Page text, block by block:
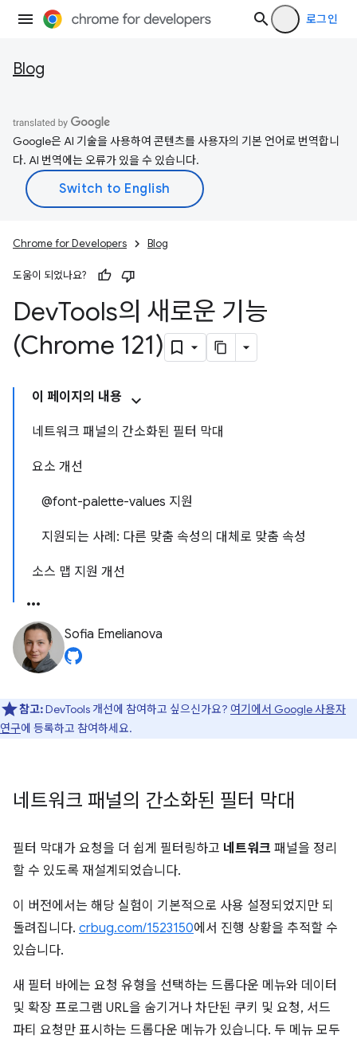
로그인
Blog
Google은 AI 기술을 사용하여 콘텐츠를 사용자의 기본 언어로 번역합니
다. AI 번역에는 오류가 있을 수 있습니다.
Chrome for Developers Blog
도움이 되었나요?
DevTools의 새로운 기능
(Chrome 121)
이 페이지의 내용
네트워크 패널의 간소화된 필터 막대
요소 개선
@font-palette-values 지원
지원되는 사례: 다른 맞춤 속성의 대체로 맞춤 속성
소스 맵 지원 개선
Sofia Emelianova
참고:DevTools 개선에 참여하고 싶으신가요? 여기에서 Google 사용자
연구에 등록하고 참여하세요.
네트워크 패널의 간소화된 필터 막대
필터 막대가 요청을 더 쉽게 필터링하고 네트워크 패널을 정리
할 수 있도록 재설계되었습니다.
이 버전에서는 해당 실험이 기본적으로 사용 설정되었지만 되
돌려집니다. crbug.com/1523150에서 진행 상황을 추적할 수
있습니다.
새 필터 바에는 요청 유형을 선택하는 드롭다운 메뉴와 데이터
및 확장 프로그램 URL을 숨기거나 차단된 쿠키 및 요청, 서드
파티 요청만 표시하는 드롭다운 메뉴가 있습니다. 두 메뉴 모두